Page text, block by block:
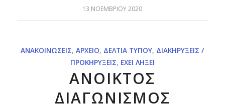
13 ΝΟΕΜΒΡΊΟΥ 2020
ΑΝΑΚΟΙΝΏΣΕΙΣ,ΑΡΧΕΊΟ, ΔΕΛΤΊΑ ΤΎΠΟΥ, ΔΙΑΚΗΡΎΞΕΙΣ /
ΠΡΟΚΗΡΎΞΕΙΣ, ΈΧΕΙ ΛΉΞΕΙ
ΑΝΟΙΚΤΟΣ
ΔΙΑΓΩΝΙΣΜΟΣ